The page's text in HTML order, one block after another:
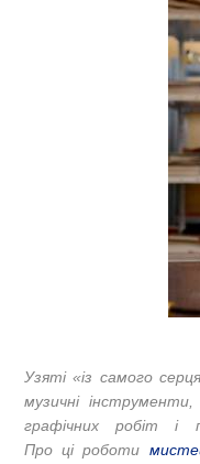
Узяті «із самого
музичні
графічних робіт і
Про ці роботи